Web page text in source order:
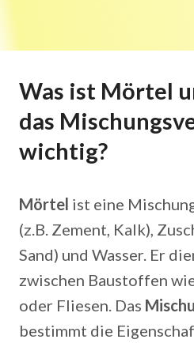
Was ist Mörtel
das
wichtig?
Mörtel ist eine
(z.B. Zement, Kalk),
Sand) und Wasser. Er
zwischen Baustoffen
oder Fliesen. Das
bestimmt die